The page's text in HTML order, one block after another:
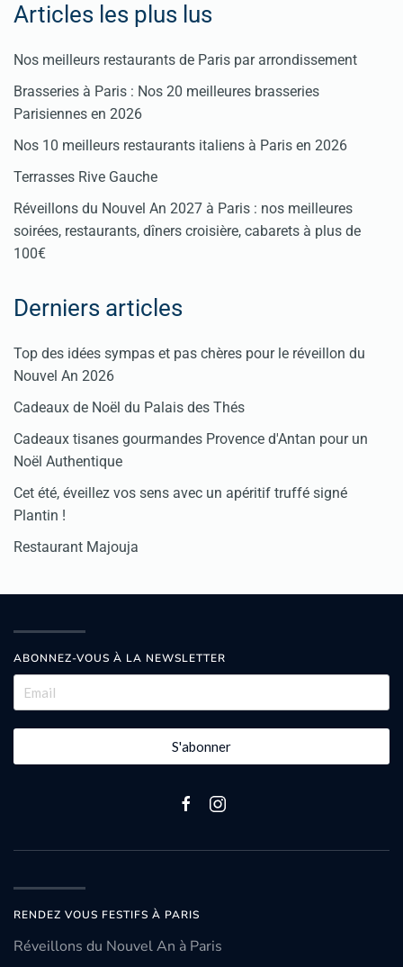
Articles les plus lus
Nos meilleurs restaurants de Paris par arrondissement
Brasseries à Paris : Nos 20 meilleures brasseries
Parisiennes en 2026
Nos 10 meilleurs restaurants italiens à Paris en 2026
Terrasses Rive Gauche
Réveillons du Nouvel An 2027 à Paris : nos meilleures
soirées, restaurants, dîners croisière, cabarets à plus de
100€
Derniers articles
Top des idées sympas et pas chères pour le réveillon du
Nouvel An 2026
Cadeaux de Noël du Palais des Thés
Cadeaux tisanes gourmandes Provence d'Antan pour un
Noël Authentique
Cet été, éveillez vos sens avec un apéritif truffé signé
Plantin !
Restaurant Majouja
ABONNEZ-VOUS À LA NEWSLETTER
S'abonner
RENDEZ VOUS FESTIFS À PARIS
Réveillons du Nouvel An à Paris